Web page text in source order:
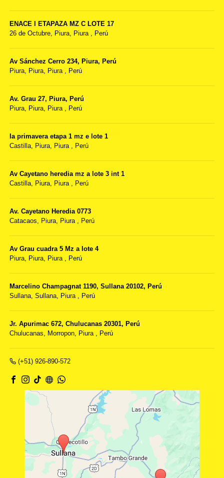
ENACE I ETAPAZA MZ C LOTE 17
26 de Octubre,
Piura, Piura Perú
Av Sánchez Cerro 234, Piura, Perú
Piura,
Piura, Piura Perú
Av. Grau 27, Piura, Perú
Piura,
Piura, Piura Perú
la primavera etapa 1 mz e lote 1
Castilla,
Piura, Piura Perú
Av Cayetano heredia mz a lote 3 int 1
Castilla,
Piura, Piura Perú
Av. Cayetano Heredia 0773
Catacaos,
Piura, Piura Perú
Av Grau cuadra 5 Mz a lote 4
Piura,
Piura, Piura Perú
Marcelino Champagnat 1190, Sullana 20102, Perú
Sullana, Sullana, Piura Perú
Jr. Apurimac 672, Chulucanas 20301, Perú
Chulucanas,
Morropon, Piura Perú
(+51) 926-890-572